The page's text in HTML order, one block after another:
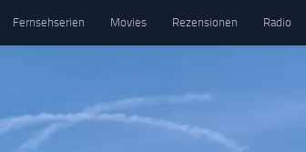
Fernsehserien Movies Rezensionen Radio